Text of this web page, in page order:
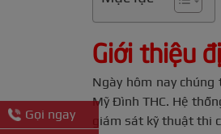
Giới thiệu
Ngày hôm nay
Mỹ Đình THC. Hệ
giám sát kỹ thuật thi
Gọi ngay